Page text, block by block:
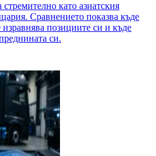
като азиатския
Сравнението показва къде
изравнява позициите си и къде
си.